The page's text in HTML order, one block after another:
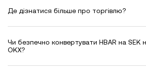
Де дізнатися більше про торгівлю?
Чи безпечно конвертувати HBAR на SEK
OKX?